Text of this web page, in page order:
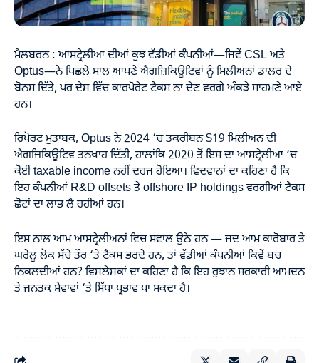
ਮੈਲਬਰਨ : ਆਸਟ੍ਰੇਲੀਆ ਦੀਆਂ ਕੁਝ ਵੱਡੀਆਂ ਕੰਪਨੀਆਂ—ਜਿਵੇਂ CSL ਅਤੇ
Optus—ਨੇ ਪਿਛਲੇ ਸਾਲ ਆਪਣੇ ਐਗਜ਼ਿਕਿਊਟਿਵਾਂ ਨੂੰ ਮਿਲੀਅਨਾਂ ਡਾਲਰ ਦੇ
ਬੋਨਸ ਦਿੱਤੇ, ਪਰ ਦੇਸ਼ ਵਿੱਚ ਕਾਰਪੋਰੇਟ ਟੈਕਸ ਨਾ ਦੇਣ ਵਰਗੇ ਅੰਕੜੇ ਸਾਹਮਣੇ ਆਏ
ਹਨ।
ਰਿਪੋਰਟ ਮੁਤਾਬਕ, Optus ਨੇ 2024 ‘ਚ ਤਕਰੀਬਨ $19 ਮਿਲੀਅਨ ਦੀ
ਐਗਜ਼ਿਕਿਊਟਿਵ ਤਨਖਾਹ ਦਿੱਤੀ, ਹਾਲਾਂਕਿ 2020 ਤੋਂ ਇਸ ਦਾ ਆਸਟ੍ਰੇਲੀਆ ‘ਚ
ਕੋਈ taxable income ਨਹੀਂ ਦਰਜ ਹੋਇਆ। ਵਿਦਵਾਨਾਂ ਦਾ ਕਹਿਣਾ ਹੈ ਕਿ
ਇਹ ਕੰਪਨੀਆਂ R&D offsets ਤੇ offshore IP holdings ਵਰਗੀਆਂ ਟੈਕਸ
ਛੋਟਾਂ ਦਾ ਲਾਭ ਲੈ ਰਹੀਆਂ ਹਨ।
ਇਸ ਨਾਲ ਆਮ ਆਸਟ੍ਰੇਲੀਅਨਾਂ ਵਿਚ ਸਵਾਲ ਉਠੇ ਹਨ — ਜਦ ਆਮ ਕਾਰੋਬਾਰ ਤੇ
ਘਰੇਲੂ ਲੋਕ ਸੱਚੇ ਤੌਰ ‘ਤੇ ਟੈਕਸ ਭਰਦੇ ਹਨ, ਤਾਂ ਵੱਡੀਆਂ ਕੰਪਨੀਆਂ ਕਿਵੇਂ ਬਚ
ਨਿਕਲਦੀਆਂ ਹਨ? ਵਿਸ਼ਲੇਸ਼ਕਾਂ ਦਾ ਕਹਿਣਾ ਹੈ ਕਿ ਇਹ ਰੁਝਾਨ ਸਰਕਾਰੀ ਆਮਦਨ
ਤੇ ਜਨਤਕ ਸੇਵਾਵਾਂ ‘ਤੇ ਸਿੱਧਾ ਪ੍ਰਭਾਵ ਪਾ ਸਕਦਾ ਹੈ।